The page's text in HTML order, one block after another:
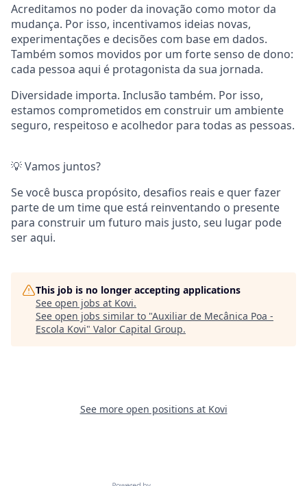
Acreditamos no poder da inovação como motor da
mudança. Por isso, incentivamos ideias novas,
experimentações e decisões com base em dados.
Também somos movidos por um forte senso de dono:
cada pessoa aqui é protagonista da sua jornada.
Diversidade importa. Inclusão também. Por isso,
estamos comprometidos em construir um ambiente
seguro, respeitoso e acolhedor para todas as pessoas.
💡 Vamos juntos?
Se você busca propósito, desafios reais e quer fazer
parte de um time que está reinventando o presente
para construir um futuro mais justo, seu lugar pode
ser aqui.
This job is no longer accepting applications
See open jobs at Kovi.
See open jobs similar to "Auxiliar de Mecânica Poa -
Escola Kovi" Valor Capital Group.
See more open positions at Kovi